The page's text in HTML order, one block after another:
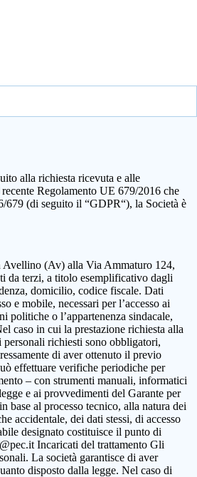
alla richiesta ricevuta e alle
Regolamento UE 679/2016 che
679 (di seguito il “GDPR“), la Società è
Avellino (Av) alla Via Ammaturo 124,
da terzi, a titolo esemplificativo dagli
domicilio, codice fiscale. Dati
e mobile, necessari per l’accesso ai
politiche o l’appartenenza sindacale,
caso in cui la prestazione richiesta alla
personali richiesti sono obbligatori,
di aver ottenuto il previo
effettuare verifiche periodiche per
– con strumenti manuali, informatici
e ai provvedimenti del Garante per
base al processo tecnico, alla natura dei
accidentale, dei dati stessi, di accesso
designato costituisce il punto di
Incaricati del trattamento Gli
La società garantisce di aver
disposto dalla legge. Nel caso di